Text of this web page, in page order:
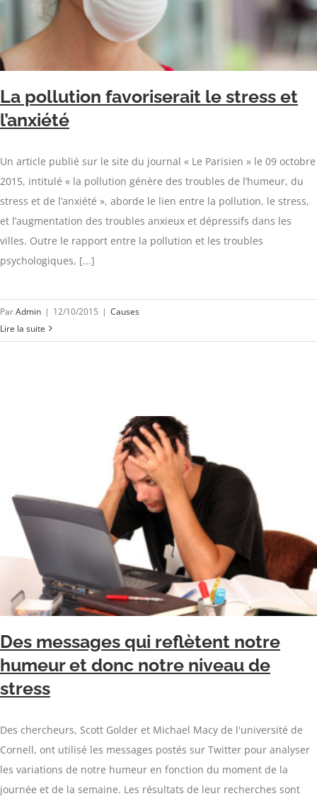
La pollution favoriserait le stress et
l’anxiété
Un article publié sur le site du journal « Le Parisien » le 09 octobre
2015, intitulé « la pollution génère des troubles de l’humeur, du
stress et de l’anxiété », aborde le lien entre la pollution, le stress,
et l’augmentation des troubles anxieux et dépressifs dans les
villes. Outre le rapport entre la pollution et les troubles
psychologiques, [...]
ParAdmin | 12/10/2015 | Causes
Lire la suite
Des messages qui reflètent notre
humeur et donc notre niveau de
stress
Des chercheurs, Scott Golder et Michael Macy de l'université de
Cornell, ont utilisé les messages postés sur Twitter pour analyser
les variations de notre humeur en fonction du moment de la
journée et de la semaine. Les résultats de leur recherches sont